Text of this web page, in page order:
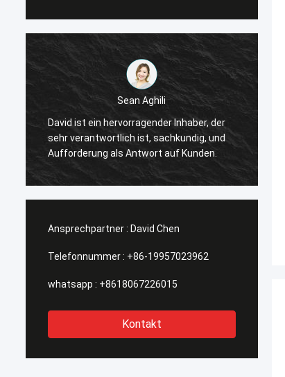
Sean Aghili
David ist ein hervorragender Inhaber, der
sehr verantwortlich ist, sachkundig, und
Aufforderung als Antwort auf Kunden.
Ansprechpartner : David Chen
Telefonnummer : +86-19957023962
whatsapp : +8618067226015
Kontakt